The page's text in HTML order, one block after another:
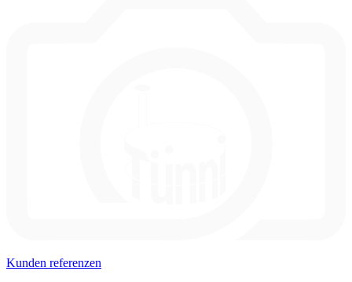
Kunden referenzen